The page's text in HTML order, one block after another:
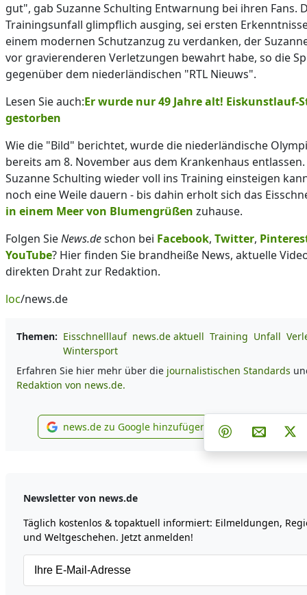
gut", gab Suzanne Schulting Entwarnung bei ihren Fans.
Trainingsunfall glimpflich ausging, sei ersten
einem modernen Schutzanzug zu verdanken, der
vor gravierenderen Verletzungen bewahrt habe, so die
gegenüber dem niederländischen "RTL Nieuws".
Lesen Sie auch:Er wurde nur 49 Jahre alt! Eiskunstlauf-
gestorben
Wie die "Bild" berichtet, wurde die niederländische
bereits am 8. November aus dem Krankenhaus entlassen.
Suzanne Schulting wieder voll ins Training einsteigen
noch eine Weile dauern - bis dahin erholt sich das
in einem Meer von Blumengrüßen zuhause.
Folgen SieNews.deschon bei Facebook, Twitter,
YouTube? Hier finden Sie brandheiße News, aktuelle
direkten Draht zur Redaktion.
loc/news.de
Themen: Eisschnelllauf news.de aktuell Training Unfall
Wintersport
Erfahren Sie hier mehr über die journalistischen Standards
Redaktion von news.de.
news.de zu Google hinzufügen
news.de zu Google hinzufügen Teilen auf
Teilen aufPer E-
Newsletter von news.de
Täglich kostenlos & topaktuell informiert: Eilmeldungen,
und Weltgeschehen. Jetzt anmelden!